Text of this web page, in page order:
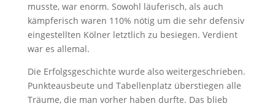
musste, war enorm. Sowohl läuferisch, als auch
kämpferisch waren 110% nötig um die sehr defensiv
eingestellten Kölner letztlich zu besiegen. Verdient
war es allemal.
Die Erfolgsgeschichte wurde also weitergeschrieben.
Punkteausbeute und Tabellenplatz überstiegen alle
Träume, die man vorher haben durfte. Das blieb